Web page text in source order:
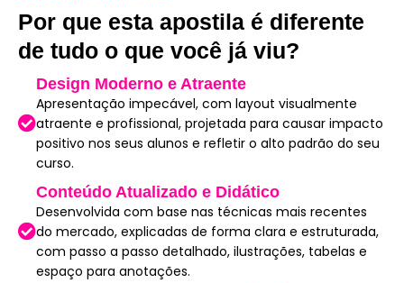
Por que esta apostila é diferente
de tudo o que você já viu?
Design Moderno e Atraente
Apresentação impecável, com layout visualmente
atraente e profissional, projetada para causar impacto
positivo nos seus alunos e refletir o alto padrão do seu
curso.
Conteúdo Atualizado e Didático
Desenvolvida com base nas técnicas mais recentes
do mercado, explicadas de forma clara e estruturada,
com passo a passo detalhado, ilustrações, tabelas e
espaço para anotações.